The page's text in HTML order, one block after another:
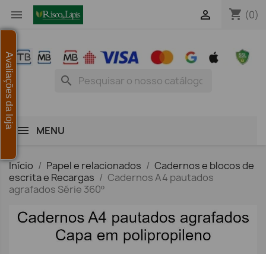
 shopping_cart (0)

search
MENU
Início Papel e relacionados
Cadernos e blocos de
escrita e Recargas
Cadernos A4 pautados
agrafados Série 360º
Avaliações da loja